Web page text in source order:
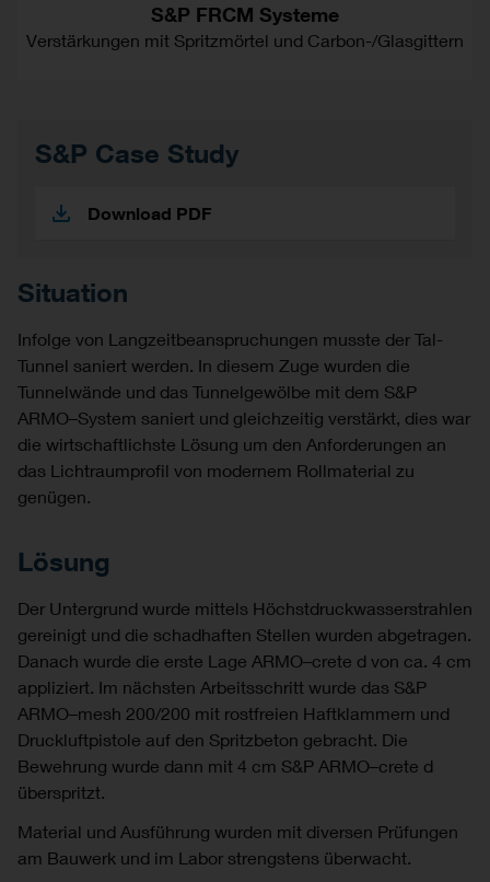
S&P FRCM Systeme
Verstärkungen mit Spritzmörtel und Carbon-/Glasgittern
S&P Case Study
Download PDF
Situation
Infolge von Langzeitbeanspruchungen musste der Tal-
Tunnel saniert werden. In diesem Zuge wurden die
Tunnelwände und das Tunnelgewölbe mit dem S&P
ARMO–System saniert und gleichzeitig verstärkt, dies war
die wirtschaftlichste Lösung um den Anforderungen an
das Lichtraumprofil von modernem Rollmaterial zu
genügen.
Lösung
Der Untergrund wurde mittels Höchstdruckwasserstrahlen
gereinigt und die schadhaften Stellen wurden abgetragen.
Danach wurde die erste Lage ARMO–crete d von ca. 4 cm
appliziert. Im nächsten Arbeitsschritt wurde das S&P
ARMO–mesh 200/200 mit rostfreien Haftklammern und
Druckluftpistole auf den Spritzbeton gebracht. Die
Bewehrung wurde dann mit 4 cm S&P ARMO–crete d
überspritzt.
Material und Ausführung wurden mit diversen Prüfungen
am Bauwerk und im Labor strengstens überwacht.